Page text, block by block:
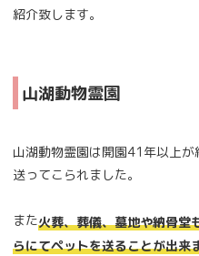
紹介致します。
山湖動物霊園
山湖動物霊園は開園41年以上
送ってこられました。
また火葬、葬儀、墓地や納骨堂
らにてペットを送ることが出来